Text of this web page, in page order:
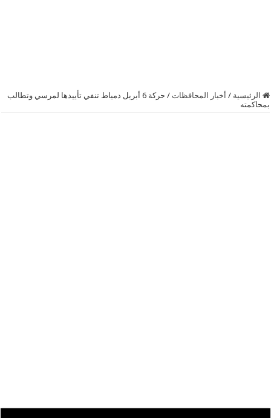
الرئيسية / أخبار المحافظات /
حركة 6 أبريل دمياط تنفي تأييدها لمرسي وتطالب
بمحاكمته